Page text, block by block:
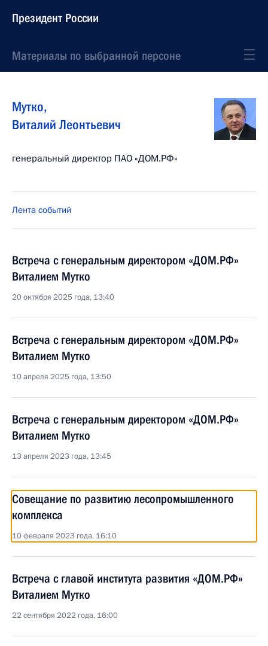
Президент России
Материалы по выбранной персоне
Мутко,
Виталий Леонтьевич
генеральный директор ПАО «ДОМ.РФ»
Лента событий
Встреча с генеральным директором «ДОМ.РФ»
Виталием Мутко
20 октября 2025 года, 13:40
Встреча с генеральным директором «ДОМ.РФ»
Виталием Мутко
10 апреля 2025 года, 13:50
Встреча с генеральным директором «ДОМ.РФ»
Виталием Мутко
13 апреля 2023 года, 13:45
Совещание по развитию лесопромышленного
комплекса
10 февраля 2023 года, 16:10
Встреча с главой института развития «ДОМ.РФ»
Виталием Мутко
22 сентября 2022 года, 16:00